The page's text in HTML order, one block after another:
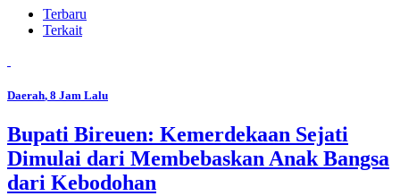
Terbaru
Terkait
Daerah, 8 Jam Lalu
Bupati Bireuen: Kemerdekaan Sejati
Dimulai dari Membebaskan Anak Bangsa
dari Kebodohan